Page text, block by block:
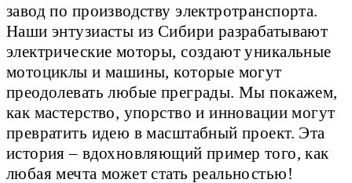
завод по производству электротранспорта.
Наши энтузиасты из Сибири разрабатывают
электрические моторы, создают уникальные
мотоциклы и машины, которые могут
преодолевать любые преграды. Мы покажем,
как мастерство, упорство и инновации могут
превратить идею в масштабный проект. Эта
история – вдохновляющий пример того, как
любая мечта может стать реальностью!